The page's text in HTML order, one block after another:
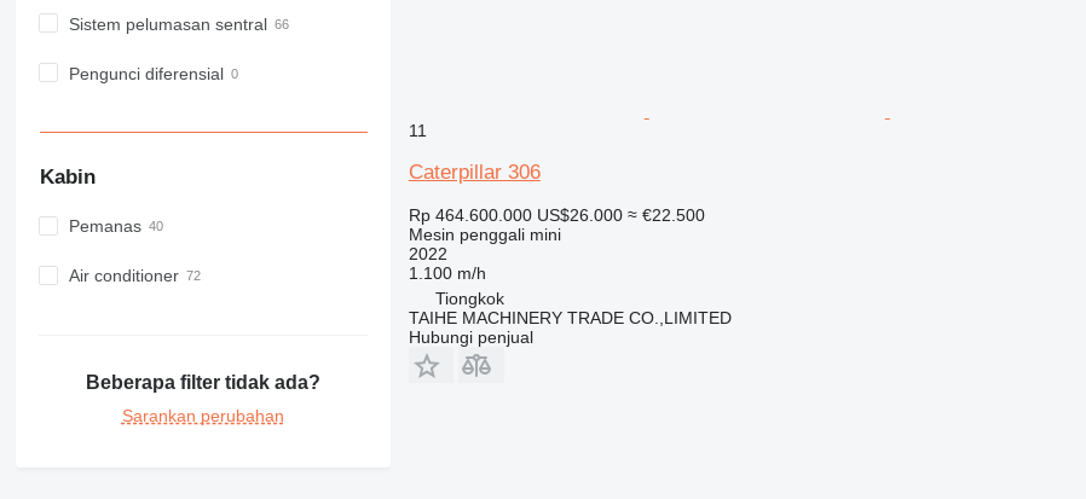
Sistem pelumasan sentral
Pengunci diferensial
Kabin
Pemanas
Air conditioner
Beberapa filter tidak ada?
Sarankan perubahan
11
Caterpillar 306
Rp 464.600.000 US$26.000 ≈ €22.500
Mesin penggali mini
2022
1.100 m/h
Tiongkok
TAIHE MACHINERY TRADE CO.,LIMITED
Hubungi penjual